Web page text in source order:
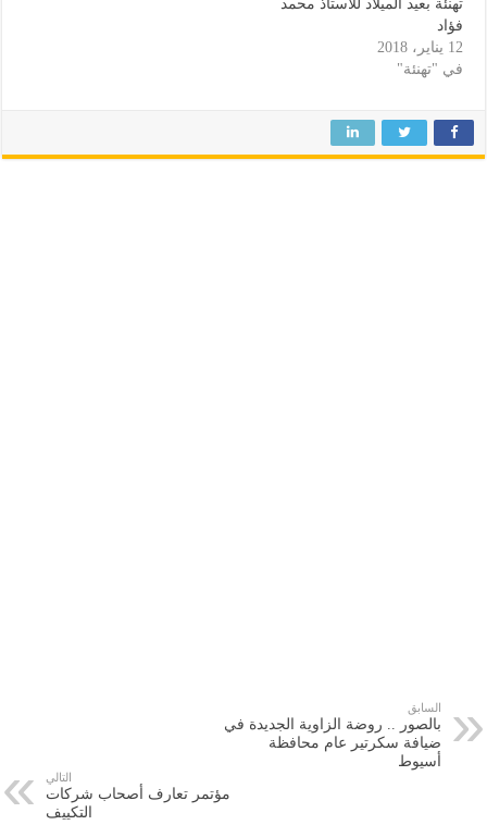
تهنئة بعيد الميلاد للاستاذ محمد
فؤاد
12 يناير، 2018
في "تهنئة"
السابق
بالصور .. روضة الزاوية الجديدة في
ضيافة سكرتير عام محافظة
أسيوط
التالي
مؤتمر تعارف أصحاب شركات
التكييف